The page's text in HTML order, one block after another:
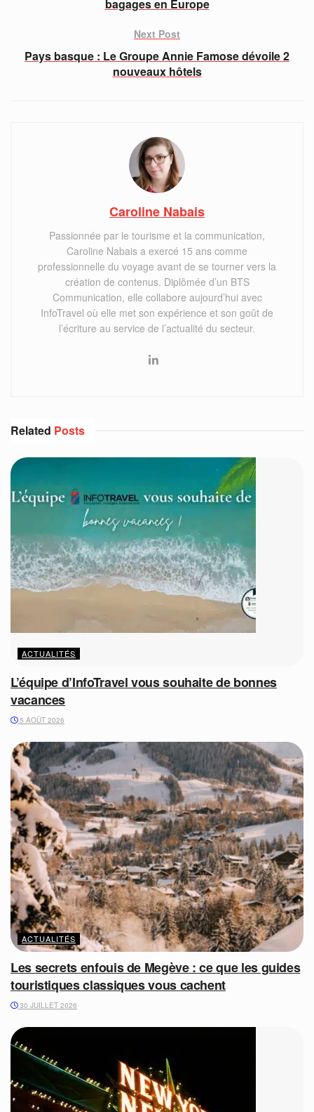
bagages en Europe
Next Post
Pays basque : Le Groupe Annie Famose dévoile 2
nouveaux hôtels
Caroline Nabais
Passionnée par le tourisme et la communication,
Caroline Nabais a exercé 15 ans comme
professionnelle du voyage avant de se tourner vers la
création de contenus. Diplômée d’un BTS
Communication, elle collabore aujourd’hui avec
InfoTravel où elle met son expérience et son goût de
l’écriture au service de l’actualité du secteur.
Related Posts
ACTUALITÉS
L’équipe d’InfoTravel vous souhaite de bonnes
vacances
5 AOÛT 2026
ACTUALITÉS
Les secrets enfouis de Megève : ce que les guides
touristiques classiques vous cachent
30 JUILLET 2026